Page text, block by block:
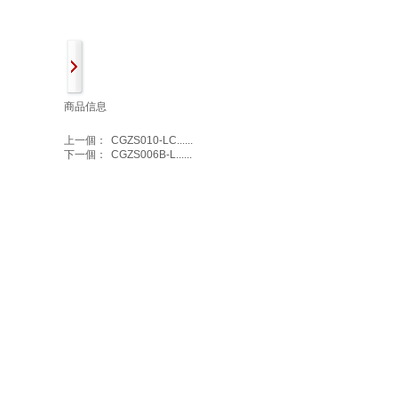
商品信息
上一個：
CGZS010-LC......
下一個：
CGZS006B-L......